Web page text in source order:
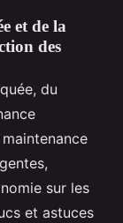
et de la
des
du
sur les
et astuces